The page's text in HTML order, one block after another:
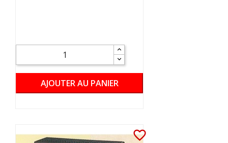
AJOUTER AU PANIER
favorite_border